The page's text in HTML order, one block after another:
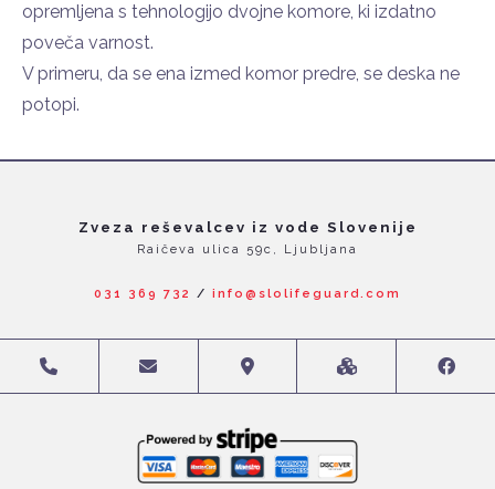
opremljena s tehnologijo dvojne komore, ki izdatno
poveča varnost.
V primeru, da se ena izmed komor predre, se deska ne
potopi.
Zveza reševalcev iz vode Slovenije
Raičeva ulica 59c, Ljubljana
031 369 732 / info@slolifeguard.com